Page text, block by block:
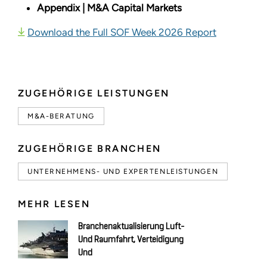
ZUGEHÖRIGE LEISTUNGEN
M&A-BERATUNG
ZUGEHÖRIGE BRANCHEN
UNTERNEHMENS- UND EXPERTENLEISTUNGEN
MEHR LESEN
Branchenaktualisierung Luft-
Und Raumfahrt, Verteidigung
Und
Appendix | M&A Capital Markets
Download the Full SOF Week 2026 Report